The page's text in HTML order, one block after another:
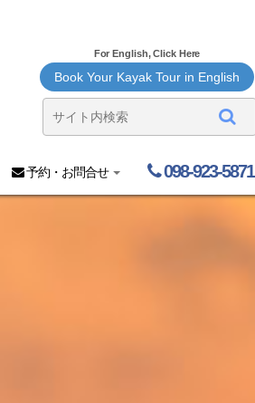
For English, Click Here
Book Your Kayak Tour in English
予約・お問合せ 098-923-5871